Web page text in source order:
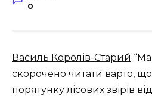
0
Василь Королів-Старий
скорочено читати варто,
порятунку лісових звірів